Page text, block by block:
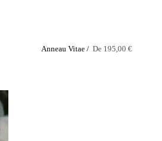
Anneau Vitae / De 195,00 €